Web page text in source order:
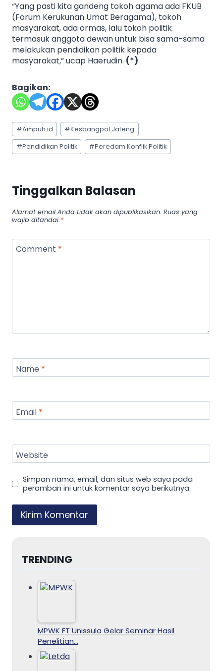
“Yang pasti kita gandeng tokoh agama ada FKUB
(Forum Kerukunan Umat Beragama), tokoh
masyarakat, ada ormas, lalu tokoh politik
termasuk anggota dewan untuk bisa sama-sama
melakukan pendidikan politik kepada
masyarakat,” ucap Haerudin. (*)
Bagikan:
Post
Tags:
#Ampuh.id #Kesbangpol Jateng
#Pendidikan Politik #Peredam Konflik Politik
Tinggalkan Balasan
Alamat email Anda tidak akan dipublikasikan. Ruas yang
wajib ditandai *
Comment *
Name *
Email *
Website
Simpan nama, email, dan situs web saya pada
peramban ini untuk komentar saya berikutnya.
TRENDING
MPWK FT Unissula Gelar Seminar Hasil
Penelitian…